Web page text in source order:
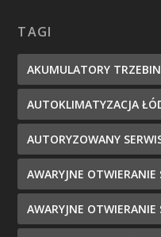
TAGI
AKUMULATORY
AUTOKLIMATYZACJA
AUTORYZOWANY
AWARYJNE
AWARYJNE